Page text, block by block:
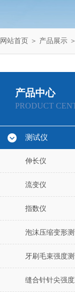
网站首页 ＞ 产品展示
产品中心
PRODUCT
测试仪
伸长仪
流变仪
指数仪
泡沫压缩变形
牙刷毛束强度
缝合针针尖强